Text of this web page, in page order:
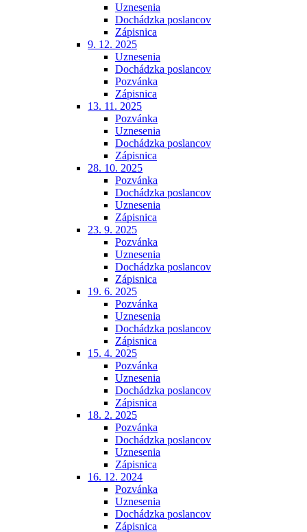
Uznesenia
Dochádzka poslancov
Zápisnica
9. 12. 2025
Uznesenia
Dochádzka poslancov
Pozvánka
Zápisnica
13. 11. 2025
Pozvánka
Uznesenia
Dochádzka poslancov
Zápisnica
28. 10. 2025
Pozvánka
Dochádzka poslancov
Uznesenia
Zápisnica
23. 9. 2025
Pozvánka
Uznesenia
Dochádzka poslancov
Zápisnica
19. 6. 2025
Pozvánka
Uznesenia
Dochádzka poslancov
Zápisnica
15. 4. 2025
Pozvánka
Uznesenia
Dochádzka poslancov
Zápisnica
18. 2. 2025
Pozvánka
Dochádzka poslancov
Uznesenia
Zápisnica
16. 12. 2024
Pozvánka
Uznesenia
Dochádzka poslancov
Zápisnica